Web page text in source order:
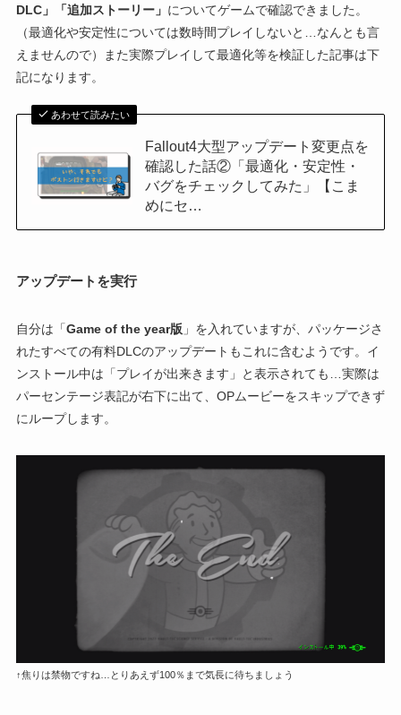
DLC」「追加ストーリー」 についてゲームで確認できました。
（最適化や安定性については数時間プレイしないと…なんとも言
えませんので）また実際プレイして最適化等を検証した記事は下
記になります。
あわせて読みたい
Fallout4大型アップデート変更点を
確認した話②「最適化・安定性・
バグをチェックしてみた」【こま
めにセ…
アップデートを実行
自分は「Game of the year版 」を入れていますが、パッケージさ
れたすべての有料DLCのアップデートもこれに含むようです。イ
ンストール中は「プレイが出来きます」と表示されても…実際は
パーセンテージ表記が右下に出て、OPムービーをスキップできず
にループします。
↑焦りは禁物ですね…とりあえず100％まで気長に待ちましょう